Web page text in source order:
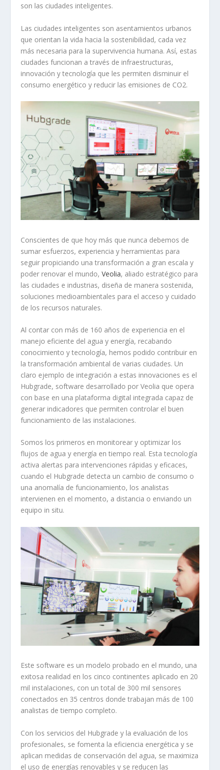
son las ciudades inteligentes.
Las ciudades inteligentes son asentamientos urbanos
que orientan la vida hacia la sostenibilidad, cada vez
más necesaria para la supervivencia humana. Así, estas
ciudades funcionan a través de infraestructuras,
innovación y tecnología que les permiten disminuir el
consumo energético y reducir las emisiones de CO2.
Conscientes de que hoy más que nunca debemos de
sumar esfuerzos, experiencia y herramientas para
seguir propiciando una transformación a gran escala y
poder renovar el mundo,Veolia, aliado estratégico para
las ciudades e industrias, diseña de manera sostenida,
soluciones medioambientales para el acceso y cuidado
de los recursos naturales.
Al contar con más de 160 años de experiencia en el
manejo eficiente del agua y energía, recabando
conocimiento y tecnología, hemos podido contribuir en
la transformación ambiental de varias ciudades. Un
claro ejemplo de integración a estas innovaciones es el
Hubgrade, software desarrollado por Veolia que opera
con base en una plataforma digital integrada capaz de
generar indicadores que permiten controlar el buen
funcionamiento de las instalaciones.
Somos los primeros en monitorear y optimizar los
flujos de agua y energía en tiempo real. Esta tecnología
activa alertas para intervenciones rápidas y eficaces,
cuando el Hubgrade detecta un cambio de consumo o
una anomalía de funcionamiento, los analistas
intervienen en el momento, a distancia o enviando un
equipo in situ.
Este software es un modelo probado en el mundo, una
exitosa realidad en los cinco continentes aplicado en 20
mil instalaciones, con un total de 300 mil sensores
conectados en 35 centros donde trabajan más de 100
analistas de tiempo completo.
Con los servicios del Hubgrade y la evaluación de los
profesionales, se fomenta la eficiencia energética y se
aplican medidas de conservación del agua, se maximiza
el uso de energías renovables y se reducen las